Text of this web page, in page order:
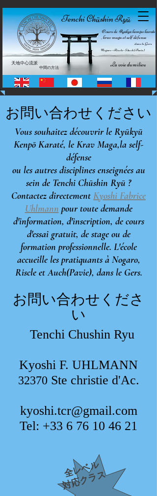
Tenchi Chūshin Ryū
Cours de Ryūkyū kempo karate
, krav maga et self défense
dans le Gers
Nogaro • Riscle • Auch (Pavie)
La voie du milieu
天地中心流派
中間の方法
お問い合わせください
Vous souhaitez découvrir le Ryūkyū
Kenpō Karaté, le Krav Maga,la self-
défense
ou les autres disciplines enseignées au
sein de Tenchi Chūshin Ryū ?
Contactez directement Kyoshi Fabrice
Uhlmann pour toute demande
d'information, d'inscription, de cours
d'essai gratuit, de stage ou de
formation professionnelle. L'école
accueille les pratiquants à Nogaro,
Riscle et Auch(Pavie), dans le Gers.
お問い合わせくださ
い
Tenchi Chushin Ryu
Kyoshi F. UHLMANN
32370 Ste christie d'Ac.
kyoshi.tcr@gmail.com
Tel: +33 6 76 10 46 21
全レベル
対応クラス